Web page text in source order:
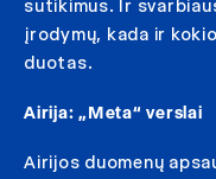
sutikimus. Ir
įrodymų, kada ir
duotas.
Airija: „Meta“ verslai
Airijos duomenų